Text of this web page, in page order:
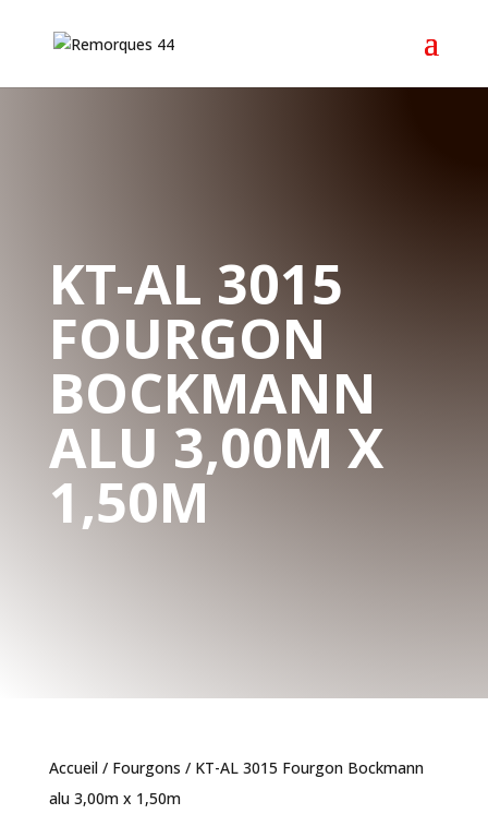
KT-AL 3015
FOURGON
BOCKMANN
ALU 3,00M X
1,50M
Accueil/ Fourgons / KT-AL 3015 Fourgon Bockmann
alu 3,00m x 1,50m